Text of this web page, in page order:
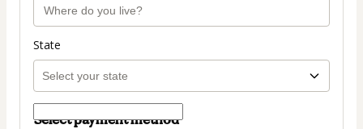
State
Select payment method